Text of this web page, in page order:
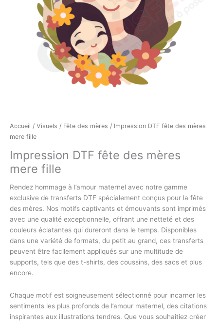
Accueil / Visuels / Fête des mères / Impression DTF fête des mères
mere fille
Impression DTF fête des mères
mere fille
Rendez hommage à l’amour maternel avec notre gamme
exclusive de transferts DTF spécialement conçus pour la fête
des mères. Nos motifs captivants et émouvants sont imprimés
avec une qualité exceptionnelle, offrant une netteté et des
couleurs éclatantes qui dureront dans le temps. Disponibles
dans une variété de formats, du petit au grand, ces transferts
peuvent être facilement appliqués sur une multitude de
supports, tels que des t-shirts, des coussins, des sacs et plus
encore.
Chaque motif est soigneusement sélectionné pour incarner les
sentiments les plus profonds de l’amour maternel, des citations
inspirantes aux illustrations tendres. Que vous souhaitiez créer